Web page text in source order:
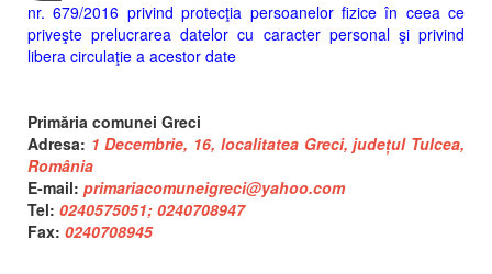
nr. 679/2016 privind protecţia persoanelor fizice în ceea ce
priveşte prelucrarea datelor cu caracter personal şi privind
libera circulaţie a acestor date
Primăria comunei Greci
Adresa: 1 Decembrie, 16, localitatea Greci, județul Tulcea,
România
E-mail: primariacomuneigreci@yahoo.com
Tel: 0240575051; 0240708947
Fax: 0240708945